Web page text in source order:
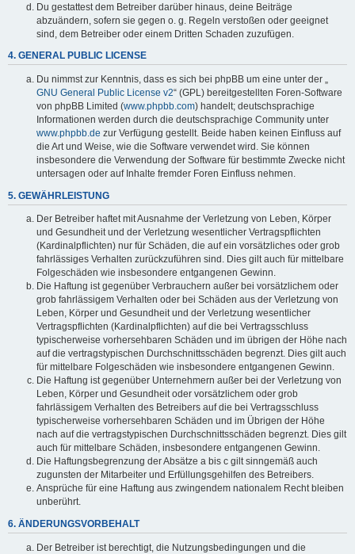
Du gestattest dem Betreiber darüber hinaus, deine Beiträge
abzuändern, sofern sie gegen o. g. Regeln verstoßen oder geeignet
sind, dem Betreiber oder einem Dritten Schaden zuzufügen.
4. GENERAL PUBLIC LICENSE
Du nimmst zur Kenntnis, dass es sich bei phpBB um eine unter der „
GNU General Public License v2“ (GPL) bereitgestellten Foren-Software
von phpBB Limited (www.phpbb.com) handelt; deutschsprachige
Informationen werden durch die deutschsprachige Community unter
www.phpbb.de zur Verfügung gestellt. Beide haben keinen Einfluss auf
die Art und Weise, wie die Software verwendet wird. Sie können
insbesondere die Verwendung der Software für bestimmte Zwecke nicht
untersagen oder auf Inhalte fremder Foren Einfluss nehmen.
5. GEWÄHRLEISTUNG
Der Betreiber haftet mit Ausnahme der Verletzung von Leben, Körper
und Gesundheit und der Verletzung wesentlicher Vertragspflichten
(Kardinalpflichten) nur für Schäden, die auf ein vorsätzliches oder grob
fahrlässiges Verhalten zurückzuführen sind. Dies gilt auch für mittelbare
Folgeschäden wie insbesondere entgangenen Gewinn.
Die Haftung ist gegenüber Verbrauchern außer bei vorsätzlichem oder
grob fahrlässigem Verhalten oder bei Schäden aus der Verletzung von
Leben, Körper und Gesundheit und der Verletzung wesentlicher
Vertragspflichten (Kardinalpflichten) auf die bei Vertragsschluss
typischerweise vorhersehbaren Schäden und im übrigen der Höhe nach
auf die vertragstypischen Durchschnittsschäden begrenzt. Dies gilt auch
für mittelbare Folgeschäden wie insbesondere entgangenen Gewinn.
Die Haftung ist gegenüber Unternehmern außer bei der Verletzung von
Leben, Körper und Gesundheit oder vorsätzlichem oder grob
fahrlässigem Verhalten des Betreibers auf die bei Vertragsschluss
typischerweise vorhersehbaren Schäden und im Übrigen der Höhe
nach auf die vertragstypischen Durchschnittsschäden begrenzt. Dies gilt
auch für mittelbare Schäden, insbesondere entgangenen Gewinn.
Die Haftungsbegrenzung der Absätze a bis c gilt sinngemäß auch
zugunsten der Mitarbeiter und Erfüllungsgehilfen des Betreibers.
Ansprüche für eine Haftung aus zwingendem nationalem Recht bleiben
unberührt.
6. ÄNDERUNGSVORBEHALT
Der Betreiber ist berechtigt, die Nutzungsbedingungen und die